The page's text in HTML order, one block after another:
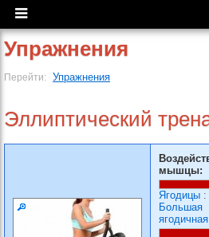
Упражнения
Перейти: Упражнения
Эллиптический
мышцы:
Ягодицы :
Большая